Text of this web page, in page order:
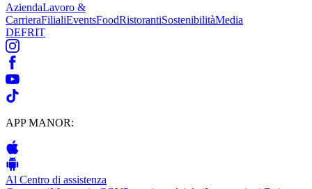
AziendaLavoro &
CarrieraFilialiEventsFoodRistorantiSostenibilitàMedia
DEFRIT
APP MANOR:
Al Centro di assistenza